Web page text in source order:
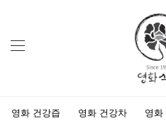
영화 건강즙 영화 건강차 영